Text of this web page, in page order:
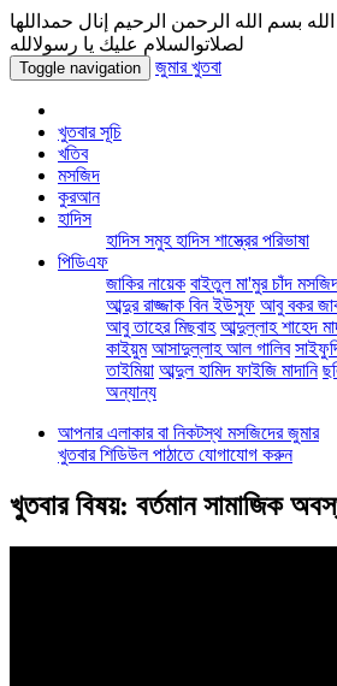
بسم الله الرحمن الرحيم إنال حمداللها
لصلاتوالسلام عليك يا رسولالله
Toggle navigation জুমার খুতবা
খুতবার সূচি
খতিব
মসজিদ
কুরআন
হাদিস
হাদিস সমুহহাদিস শাস্ত্রের পরিভাষা
পিডিএফ
জাকির নায়েক বাইতুল মা'মুর চাঁদ
আব্দুর রাজ্জাক বিন ইউসুফ আবু বকর
আবু তাহের মিছবাহ আব্দুল্লাহ শাহেদ
কাইয়ুম আসাদুল্লাহ আল গালিব
তাইমিয়া আব্দুল হামিদ ফাইজি মাদানি
অন্যান্য
আপনার এলাকার বা নিকটস্থ মসজিদের জুমার
খুতবার শিডিউল পাঠাতে যোগাযোগ করুন
খুতবার বিষয়: বর্তমান সামাজিক